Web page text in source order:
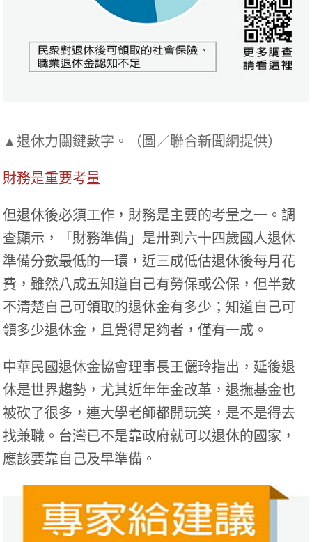
▲退休力關鍵數字。（圖／聯合新聞網提供）
財務是重要考量
但退休後必須工作，財務是主要的考量之一。調
查顯示，「財務準備」是卅到六十四歲國人退休
準備分數最低的一環，近三成低估退休後每月花
費，雖然八成五知道自己有勞保或公保，但半數
不清楚自己可領取的退休金有多少；知道自己可
領多少退休金，且覺得足夠者，僅有一成。
中華民國退休金協會理事長王儷玲指出，延後退
休是世界趨勢，尤其近年年金改革，退撫基金也
被砍了很多，連大學老師都開玩笑，是不是得去
找兼職。台灣已不是靠政府就可以退休的國家，
應該要靠自己及早準備。